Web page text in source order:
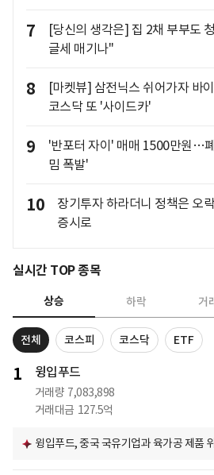
7
[당신의 생각은] 집 2채 부부도
글세 매기나"
8
[마켓뷰] 삼전닉스 쉬어가자 바
코스닥 또 '사이드카'
9
'반포터 자이' 매매 1500만원…
밈 폭발'
10
장기투자 하라더니 정책은 오
증시로
실시간 TOP 종목
상승 하락 거
전체 코스피 코스닥 ETF
1 윙입푸드
거래량 7,083,898
거래대금 127.5억
윙입푸드, 중국 국유기업과 육가공 제품